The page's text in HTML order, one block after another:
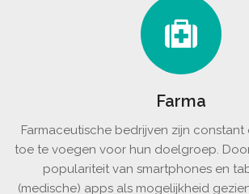
Farma
Farmaceutische bedrijven zijn
toe te voegen voor hun doelgroep.
populariteit van smartphones en
(medische) apps als mogelijkheid